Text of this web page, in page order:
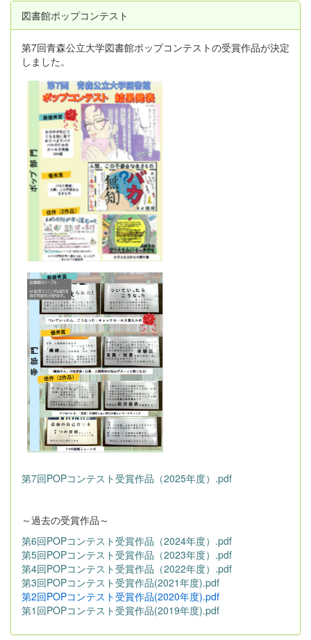
図書館ポップコンテスト
第7回青森公立大学図書館ポップコンテストの受賞作品が決定
しました。
第7回POPコンテスト受賞作品（2025年度）.pdf
～過去の受賞作品～
第6回POPコンテスト受賞作品（2024年度）.pdf
第5回POPコンテスト受賞作品（2023年度）.pdf
第4回POPコンテスト受賞作品（2022年度）.pdf
第3回POPコンテスト受賞作品(2021年度).pdf
第2回POPコンテスト受賞作品(2020年度).pdf
第1回POPコンテスト受賞作品(2019年度).pdf